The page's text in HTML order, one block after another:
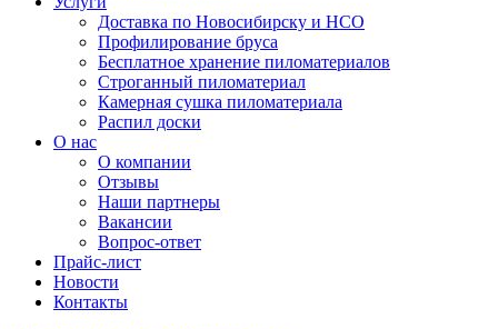
Доставка по Новосибирску и НСО
Профилирование бруса
Бесплатное хранение пиломатериалов
Строганный пиломатериал
Камерная сушка пиломатериала
Распил доски
О нас
О компании
Отзывы
Наши партнеры
Вакансии
Вопрос-ответ
Прайс-лист
Новости
Контакты